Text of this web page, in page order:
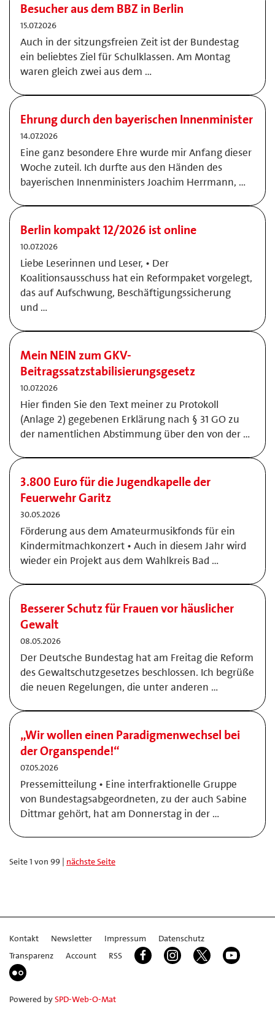
Besucher aus dem BBZ in Berlin
15.07.2026
Auch in der sitzungsfreien Zeit ist der Bundestag
ein beliebtes Ziel für Schulklassen. Am Montag
waren gleich zwei aus dem …
Ehrung durch den bayerischen Innenminister
14.07.2026
Eine ganz besondere Ehre wurde mir Anfang dieser
Woche zuteil. Ich durfte aus den Händen des
bayerischen Innenministers Joachim Herrmann, …
Berlin kompakt 12/2026 ist online
10.07.2026
Liebe Leserinnen und Leser, • Der
Koalitionsausschuss hat ein Reformpaket vorgelegt,
das auf Aufschwung, Beschäftigungssicherung
und …
Mein NEIN zum GKV-
Beitragssatzstabilisierungsgesetz
10.07.2026
Hier finden Sie den Text meiner zu Protokoll
(Anlage 2) gegebenen Erklärung nach § 31 GO zu
der namentlichen Abstimmung über den von der …
3.800 Euro für die Jugendkapelle der
Feuerwehr Garitz
30.05.2026
Förderung aus dem Amateurmusikfonds für ein
Kindermitmachkonzert • Auch in diesem Jahr wird
wieder ein Projekt aus dem Wahlkreis Bad …
Besserer Schutz für Frauen vor häuslicher
Gewalt
08.05.2026
Der Deutsche Bundestag hat am Freitag die Reform
des Gewaltschutzgesetzes beschlossen. Ich begrüße
die neuen Regelungen, die unter anderen …
„Wir wollen einen Paradigmenwechsel bei
der Organspende!“
07.05.2026
Pressemitteilung • Eine interfraktionelle Gruppe
von Bundestagsabgeordneten, zu der auch Sabine
Dittmar gehört, hat am Donnerstag in der …
Seite 1 von 99 | nächste Seite
Kontakt Newsletter Impressum
Datenschutz
Transparenz
Account RSS
Powered bySPD-Web-O-Mat